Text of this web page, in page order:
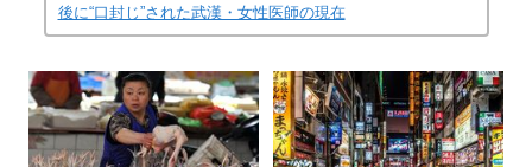
後に“口封じ”された武漢・女性医師の現在